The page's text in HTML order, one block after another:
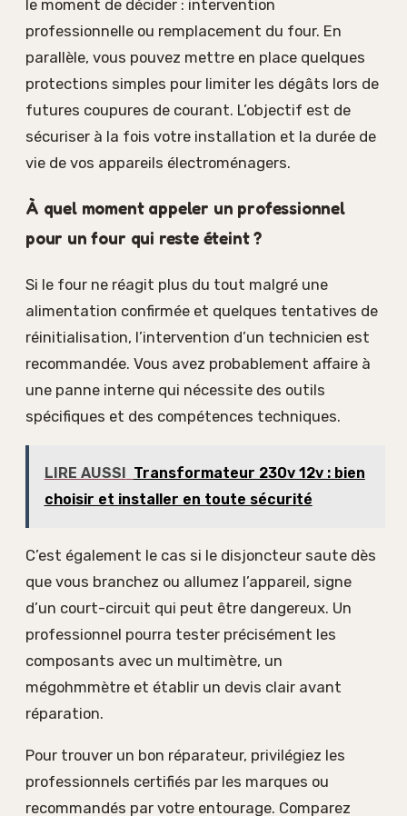
le moment de décider : intervention
professionnelle ou remplacement du four. En
parallèle, vous pouvez mettre en place quelques
protections simples pour limiter les dégâts lors de
futures coupures de courant. L’objectif est de
sécuriser à la fois votre installation et la durée de
vie de vos appareils électroménagers.
À quel moment appeler un professionnel
pour un four qui reste éteint ?
Si le four ne réagit plus du tout malgré une
alimentation confirmée et quelques tentatives de
réinitialisation, l’intervention d’un technicien est
recommandée. Vous avez probablement affaire à
une panne interne qui nécessite des outils
spécifiques et des compétences techniques.
LIRE AUSSI
Transformateur 230v 12v : bien
choisir et installer en toute sécurité
C’est également le cas si le disjoncteur saute dès
que vous branchez ou allumez l’appareil, signe
d’un court-circuit qui peut être dangereux. Un
professionnel pourra tester précisément les
composants avec un multimètre, un
mégohmmètre et établir un devis clair avant
réparation.
Pour trouver un bon réparateur, privilégiez les
professionnels certifiés par les marques ou
recommandés par votre entourage. Comparez